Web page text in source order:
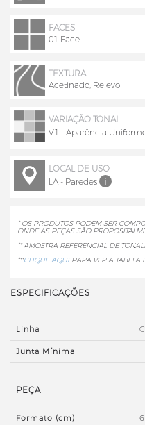
FACES
01 Face
TEXTURA
Acetinado, Relevo
VARIAÇÃO TONAL
V1 - Aparência
LOCAL DE USO
LA - Paredes
i
* OS PRODUTOS PODEM SER
ONDE AS PEÇAS SÃO
** AMOSTRA REFERENCIAL DE
***CLIQUE AQUIPARA VER A TABELA
ESPECIFICAÇÕES
Linha
Junta Mínima
PEÇA
Formato (cm)